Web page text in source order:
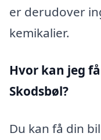
er derudover
kemikalier.
Hvor kan jeg
Skodsbøl?
Du kan få din